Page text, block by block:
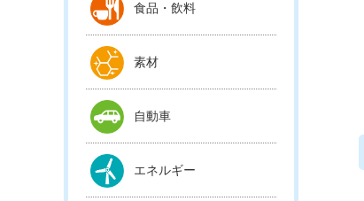
食品・飲料
素材
自動車
エネルギー